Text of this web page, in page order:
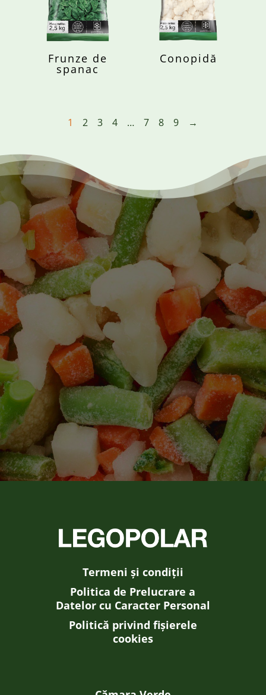
Frunze de
spanac
Conopidă
1 2 3 4 … 7 8 9 →
Termeni și condiții
Politica de Prelucrare a
Datelor cu Caracter Personal
Politică privind fișierele
cookies